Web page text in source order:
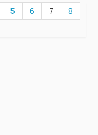
5 6 7
8